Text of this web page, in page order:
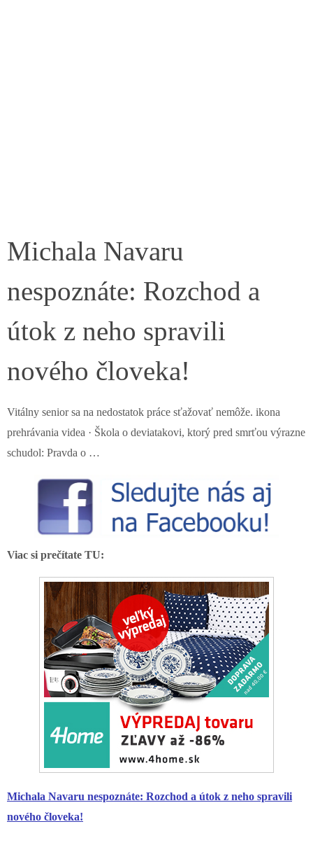
Michala Navaru
nespoznáte: Rozchod a
útok z neho spravili
nového človeka!
Vitálny senior sa na nedostatok práce sťažovať nemôže. ikona
prehrávania videa · Škola o deviatakovi, ktorý pred smrťou výrazne
schudol: Pravda o …
Viac si prečítate TU:
Michala Navaru nespoznáte: Rozchod a útok z neho spravili
nového človeka!